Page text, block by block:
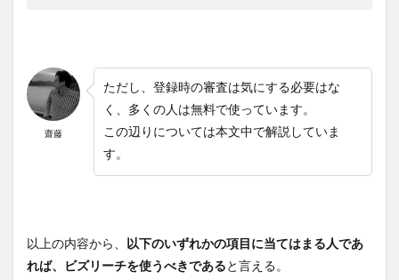
齋藤
ただし、登録時の審査は気にする必要はな
く、多くの人は無料で使っています。
この辺りについては本文中で解説していま
す。
以上の内容から、 以下のいずれかの項目に当てはまる人であ
れば、ビズリーチを使うべきである と言える。